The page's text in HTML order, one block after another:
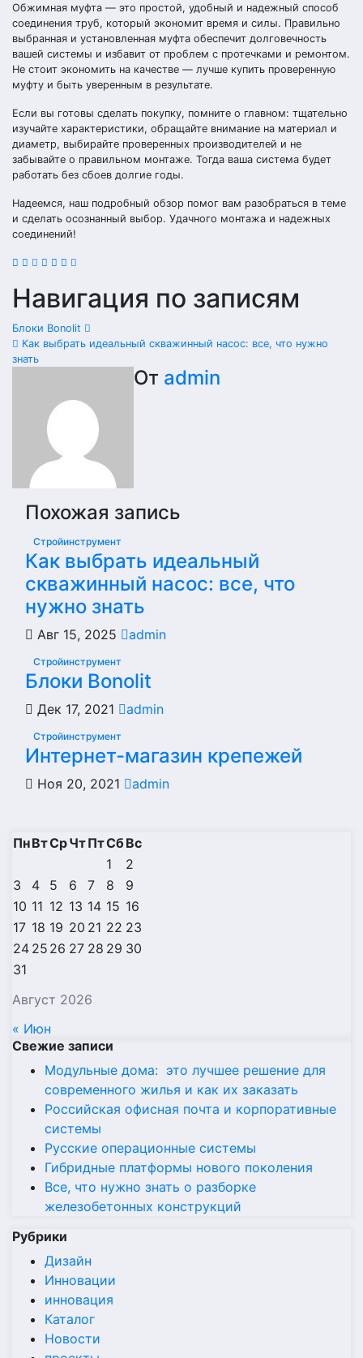
Обжимная муфта — это простой, удобный и надежный способ
соединения труб, который экономит время и силы. Правильно
выбранная и установленная муфта обеспечит долговечность
вашей системы и избавит от проблем с протечками и ремонтом.
Не стоит экономить на качестве — лучше купить проверенную
муфту и быть уверенным в результате.
Если вы готовы сделать покупку, помните о главном: тщательно
изучайте характеристики, обращайте внимание на материал и
диаметр, выбирайте проверенных производителей и не
забывайте о правильном монтаже. Тогда ваша система будет
работать без сбоев долгие годы.
Надеемся, наш подробный обзор помог вам разобраться в теме
и сделать осознанный выбор. Удачного монтажа и надежных
соединений!
Навигация по записям
Блоки Bonolit
Как выбрать идеальный скважинный насос: все, что нужно
знать
От admin
Похожая запись
Стройинструмент
Как выбрать идеальный
скважинный насос: все, что
нужно знать
Авг 15, 2025 admin
Стройинструмент
Блоки Bonolit
Дек 17, 2021 admin
Стройинструмент
Интернет-магазин крепежей
Ноя 20, 2021 admin
Август 2026
ПнВтСрЧтПтСбВс
1
2
3
4 5 6 7 8
9
10 11 12 13 14 15 16
17 18 19 20 21 22 23
24 25 26 27 28 29 30
31
« Июн
Свежие записи
Модульные дома: это лучшее решение для
современного жилья и как их заказать
Российская офисная почта и корпоративные
системы
Русские операционные системы
Гибридные платформы нового поколения
Все, что нужно знать о разборке
железобетонных конструкций
Рубрики
Дизайн
Инновации
инновация
Каталог
Новости